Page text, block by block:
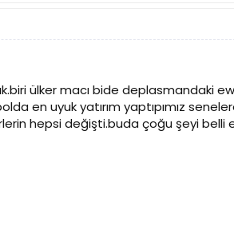
ülker macı bide deplasmandaki
en uyuk yatırım yaptıpımız
hepsi değişti.buda çoğu şeyi belli